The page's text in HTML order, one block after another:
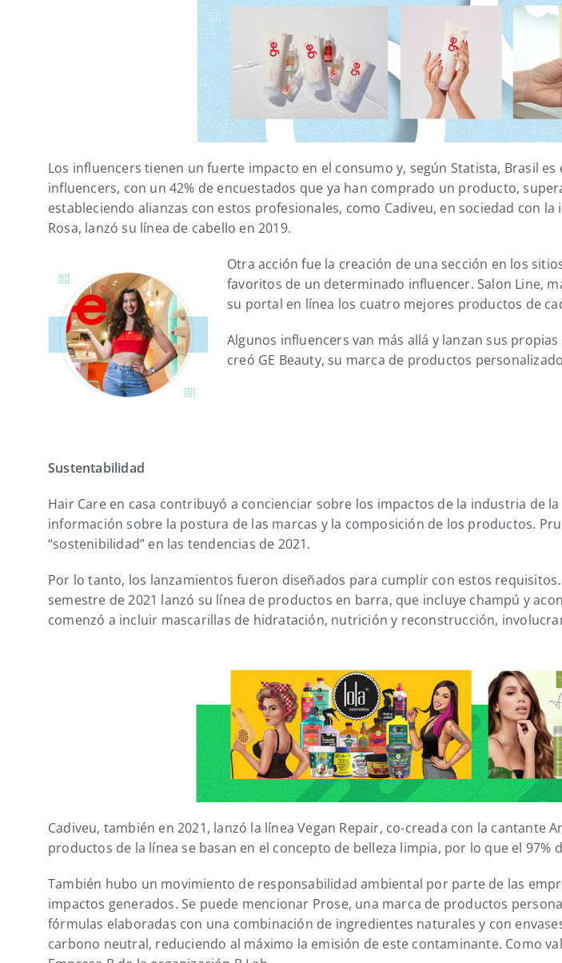
Los influencers tienen un fuerte impacto en el consumo y, según Statista, Brasil
influencers, con un 42% de encuestados que ya han comprado un producto,
estableciendo alianzas con estos profesionales, como Cadiveu, en sociedad con
Rosa, lanzó su línea de cabello en 2019.
Otra acción fue la creación de una sección en los
favoritos de un determinado influencer. Salon Line,
su portal en línea los cuatro mejores productos de
Algunos influencers van más allá y lanzan sus
creó GE Beauty, su marca de productos
Sustentabilidad
Hair Care en casa contribuyó a concienciar sobre los impactos de la industria de
información sobre la postura de las marcas y la composición de los productos.
“sostenibilidad” en las tendencias de 2021.
Por lo tanto, los lanzamientos fueron diseñados para cumplir con estos
semestre de 2021 lanzó su línea de productos en barra, que incluye champú y
comenzó a incluir mascarillas de hidratación, nutrición y reconstrucción,
Cadiveu, también en 2021, lanzó la línea Vegan Repair, co-creada con la cantante
productos de la línea se basan en el concepto de belleza limpia, por lo que el 97%
También hubo un movimiento de responsabilidad ambiental por parte de las
impactos generados. Se puede mencionar Prose, una marca de productos
fórmulas elaboradas con una combinación de ingredientes naturales y con
carbono neutral, reduciendo al máximo la emisión de este contaminante. Como